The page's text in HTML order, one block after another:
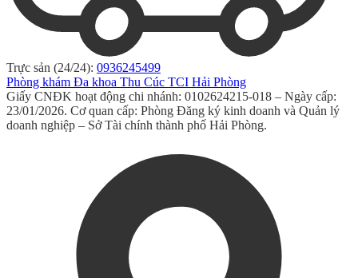
Trực sản (24/24): 0936245499
Phòng khám Đa khoa Thu Cúc TCI Hải Phòng
Giấy CNĐK hoạt động chi nhánh: 0102624215-018 – Ngày cấp:
23/01/2026. Cơ quan cấp: Phòng Đăng ký kinh doanh và Quản lý
doanh nghiệp – Sở Tài chính thành phố Hải Phòng.